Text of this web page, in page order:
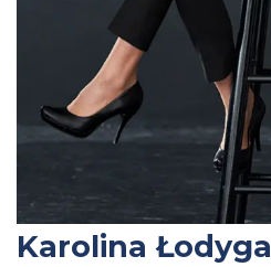
Karolina Łodyga